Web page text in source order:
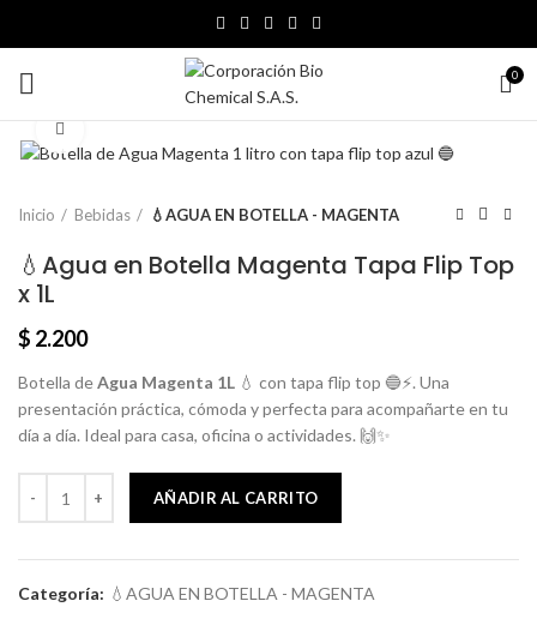
0
Inicio Bebidas 💧AGUA EN BOTELLA - MAGENTA
💧Agua en Botella Magenta Tapa Flip Top
x 1L
$ 2.200
Botella deAgua Magenta 1L 💧 con tapa flip top 🔵⚡. Una
presentación práctica, cómoda y perfecta para acompañarte en tu
día a día. Ideal para casa, oficina o actividades. 🙌✨
AÑADIR AL CARRITO
Categoría: 💧AGUA EN BOTELLA - MAGENTA